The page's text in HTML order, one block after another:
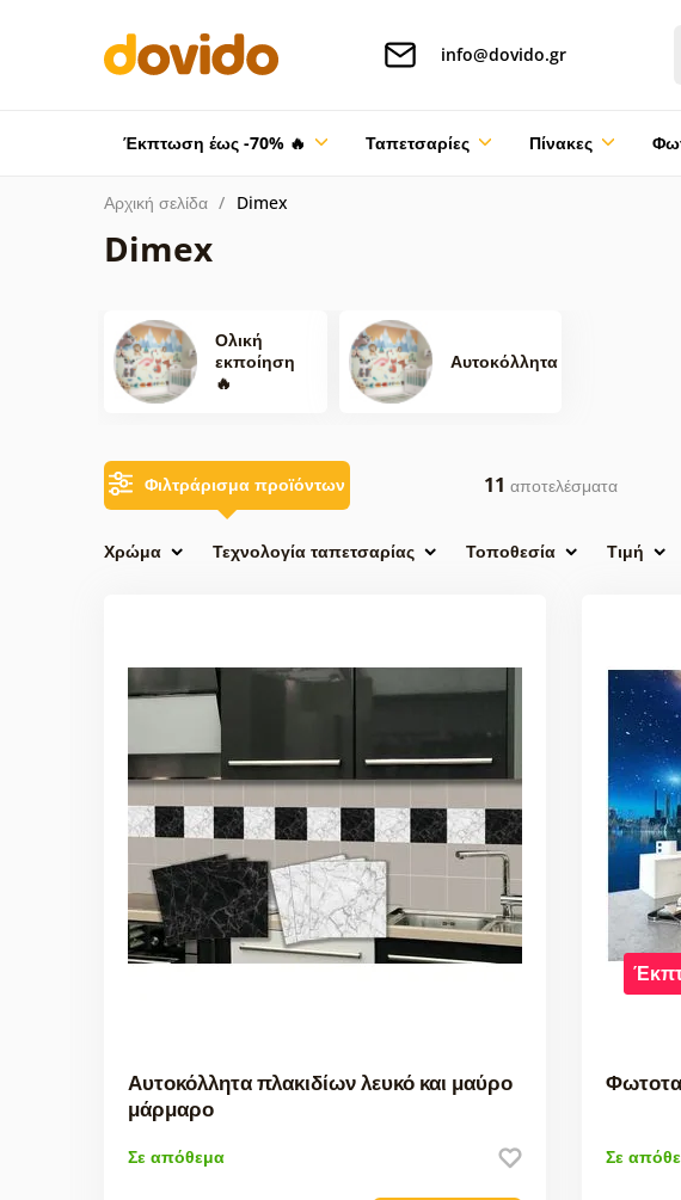
info@dovido.gr
Έκπτωση έως -70% 🔥 Ταπετσαρίες Πίνακες
Αρχική σελίδα Dimex
Dimex
Ολική
εκποίηση
🔥
Αυτοκόλλητα
Φιλτράρισμα προϊόντων 11 αποτελέσματα
Χρώμα Τεχνολογία ταπετσαρίας Τοποθεσία Τιμή
Αυτοκόλλητα πλακιδίων λευκό και μαύρο
μάρμαρο
Σε απόθεμα Σε